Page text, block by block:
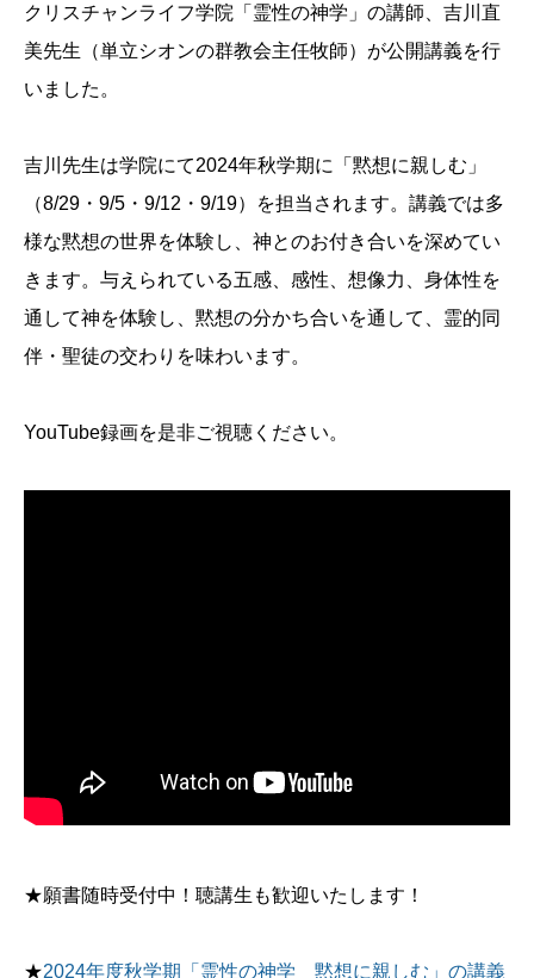
クリスチャンライフ学院「霊性の神学」の講師、吉川直
美先生（単立シオンの群教会主任牧師）が公開講義を行
いました。
吉川先生は学院にて2024年秋学期に「黙想に親しむ」
（8/29・9/5・9/12・9/19）を担当されます。講義では多
様な黙想の世界を体験し、神とのお付き合いを深めてい
きます。与えられている五感、感性、想像力、身体性を
通して神を体験し、黙想の分かち合いを通して、霊的同
伴・聖徒の交わりを味わいます。
YouTube録画を是非ご視聴ください。
★願書随時受付中！聴講生も歓迎いたします！
★2024年度秋学期「霊性の神学 黙想に親しむ」の講義